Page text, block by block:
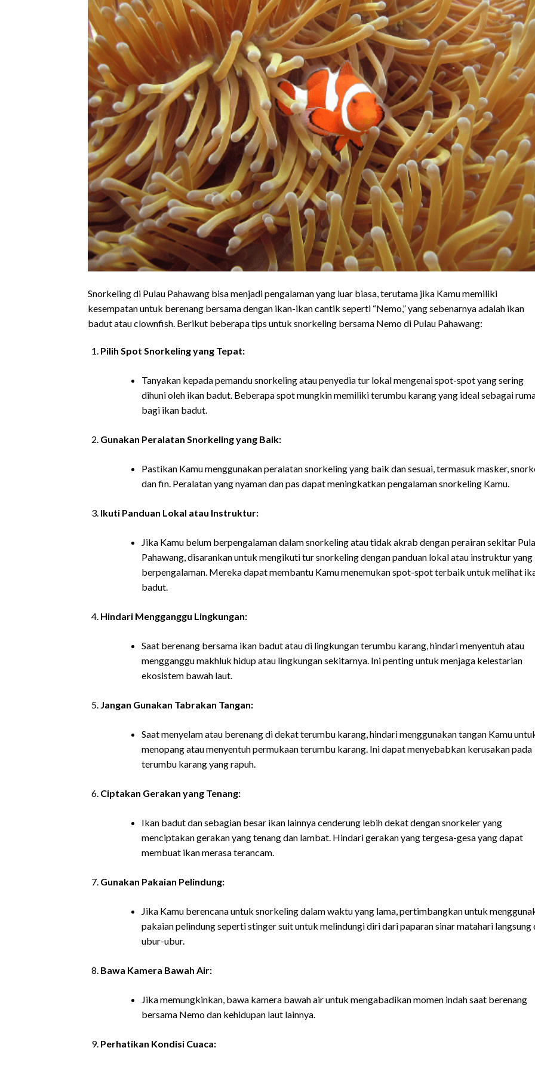
Snorkeling di Pulau Pahawang bisa menjadi pengalaman yang luar biasa, terutama jika Kamu memiliki
kesempatan untuk berenang bersama dengan ikan-ikan cantik seperti “Nemo,” yang sebenarnya adalah ikan
badut atau clownfish. Berikut beberapa tips untuk snorkeling bersama Nemo di Pulau Pahawang:
Pilih Spot Snorkeling yang Tepat:
Tanyakan kepada pemandu snorkeling atau penyedia tur lokal mengenai spot-spot yang sering
dihuni oleh ikan badut. Beberapa spot mungkin memiliki terumbu karang yang ideal sebagai
bagi ikan badut.
Gunakan Peralatan Snorkeling yang Baik:
Pastikan Kamu menggunakan peralatan snorkeling yang baik dan sesuai, termasuk masker,
dan fin. Peralatan yang nyaman dan pas dapat meningkatkan pengalaman snorkeling Kamu.
Ikuti Panduan Lokal atau Instruktur:
Jika Kamu belum berpengalaman dalam snorkeling atau tidak akrab dengan perairan sekitar
Pahawang, disarankan untuk mengikuti tur snorkeling dengan panduan lokal atau instruktur yang
berpengalaman. Mereka dapat membantu Kamu menemukan spot-spot terbaik untuk melihat
badut.
Hindari Mengganggu Lingkungan:
Saat berenang bersama ikan badut atau di lingkungan terumbu karang, hindari menyentuh atau
mengganggu makhluk hidup atau lingkungan sekitarnya. Ini penting untuk menjaga kelestarian
ekosistem bawah laut.
Jangan Gunakan Tabrakan Tangan:
Saat menyelam atau berenang di dekat terumbu karang, hindari menggunakan tangan Kamu
menopang atau menyentuh permukaan terumbu karang. Ini dapat menyebabkan kerusakan pada
terumbu karang yang rapuh.
Ciptakan Gerakan yang Tenang:
Ikan badut dan sebagian besar ikan lainnya cenderung lebih dekat dengan snorkeler yang
menciptakan gerakan yang tenang dan lambat. Hindari gerakan yang tergesa-gesa yang dapat
membuat ikan merasa terancam.
Gunakan Pakaian Pelindung:
Jika Kamu berencana untuk snorkeling dalam waktu yang lama, pertimbangkan untuk
pakaian pelindung seperti stinger suit untuk melindungi diri dari paparan sinar matahari langsung
ubur-ubur.
Bawa Kamera Bawah Air:
Jika memungkinkan, bawa kamera bawah air untuk mengabadikan momen indah saat berenang
bersama Nemo dan kehidupan laut lainnya.
Perhatikan Kondisi Cuaca: